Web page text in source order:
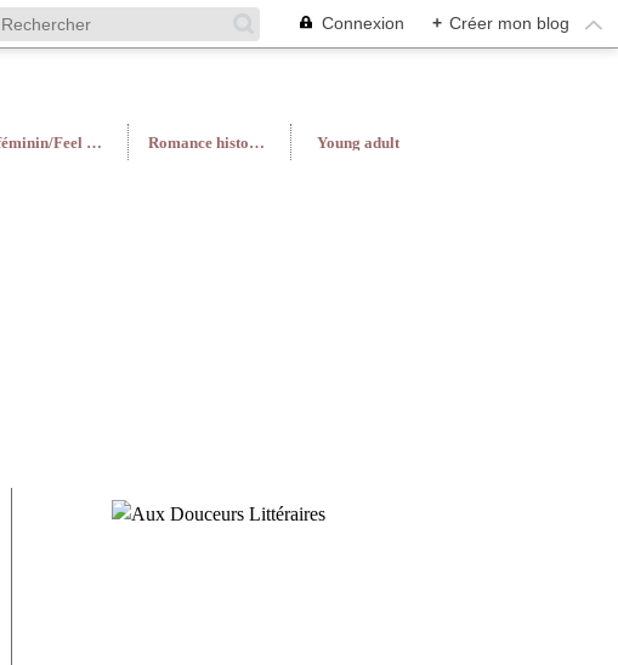
Connexion + Créer mon blog
Roman féminin/Feel Good Romance historique Young adult